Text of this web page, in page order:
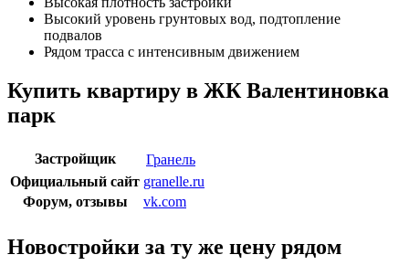
Высокий уровень грунтовых вод, подтопление
подвалов
Рядом трасса с интенсивным движением
Купить квартиру в ЖК Валентиновка
парк
Застройщик
Гранель
Официальный сайт granelle.ru
Форум, отзывы
vk.com
Новостройки за ту же цену рядом